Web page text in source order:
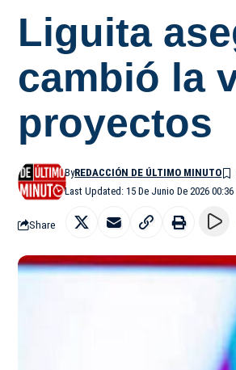
Liguita
cambió la
proyectos
Last Updated: 15 De Junio De 2026 00:36
ByREDACCIÓN DE ÚLTIMO MINUTO
Share